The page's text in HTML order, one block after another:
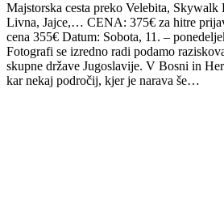
Majstorska cesta preko Velebita,
Livna, Jajce,… CENA: 375€ za hitre
cena 355€ Datum: Sobota, 11. –
Fotografi se izredno radi podamo
skupne države Jugoslavije. V Bosni in
kar nekaj področij, kjer je narava še…